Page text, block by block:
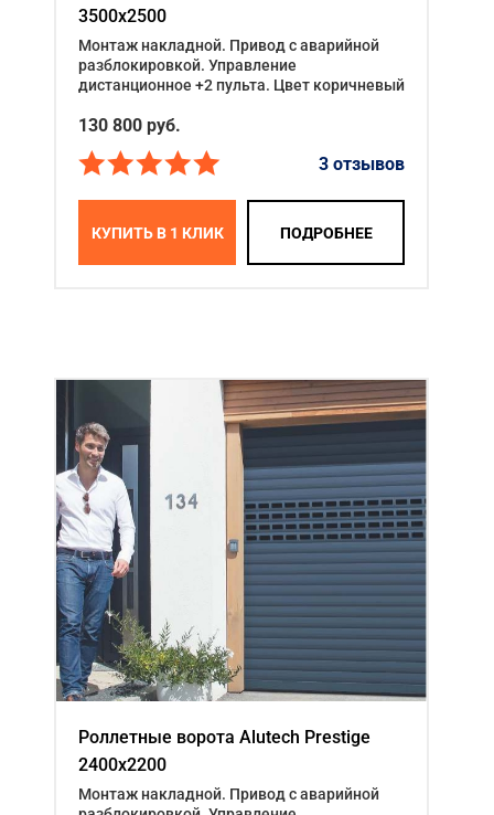
3500x2500
Монтаж накладной. Привод с аварийной
разблокировкой. Управление
дистанционное +2 пульта. Цвет коричневый
130 800 руб.
3 отзывов
КУПИТЬ В 1 КЛИК ПОДРОБНЕЕ
Роллетные ворота Alutech Prestige
2400x2200
Монтаж накладной. Привод с аварийной